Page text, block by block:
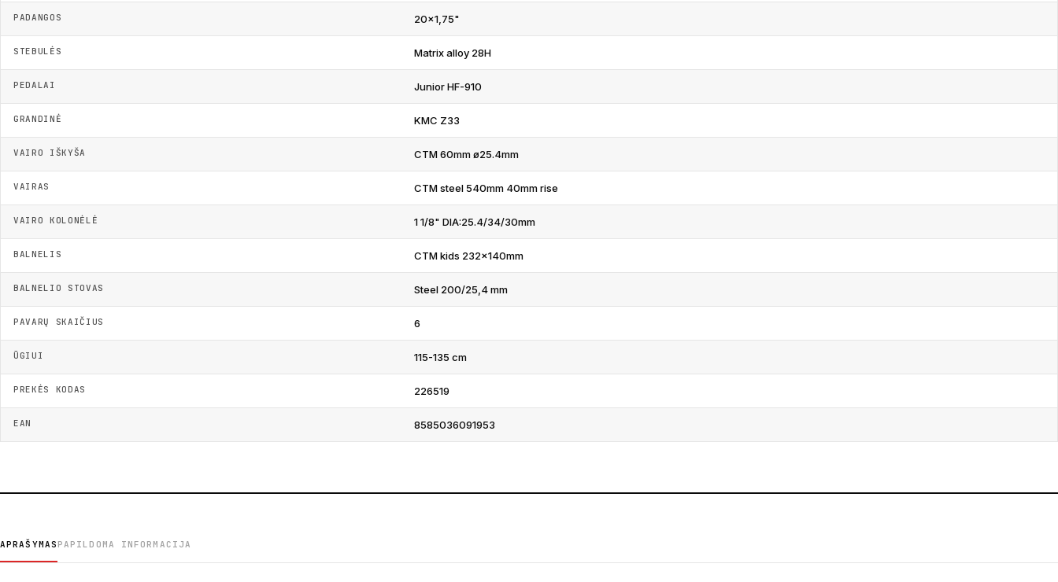
PADANGOS 20x1,75"
STEBULĖS Matrix alloy 28H
PEDALAI Junior HF-910
GRANDINĖ KMC Z33
VAIRO IŠKYŠA CTM 60mm ø25.4mm
VAIRAS CTM steel 540mm 40mm rise
VAIRO KOLONĖLĖ 1 1/8" DIA:25.4/34/30mm
BALNELIS CTM kids 232x140mm
BALNELIO STOVAS Steel 200/25,4 mm
PAVARŲ SKAIČIUS 6
ŪGIUI 115-135 cm
PREKĖS KODAS 226519
EAN 8585036091953
APRAŠYMAS PAPILDOMA INFORMACIJA